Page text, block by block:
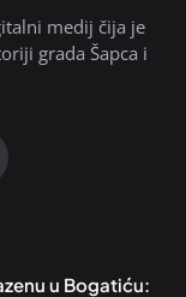
medij čija je
grada Šapca i
u Bogatiću: